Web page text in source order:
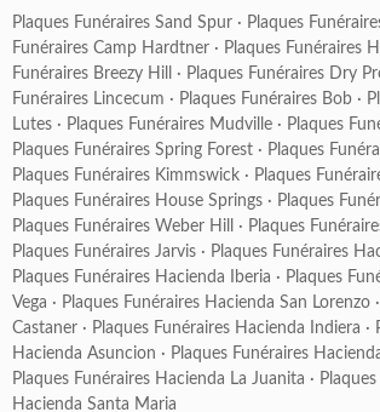
Plaques Funéraires Sand Spur · Plaques
Funéraires Camp Hardtner · Plaques Funéraires
Funéraires Breezy Hill
· Plaques Funéraires Dry
Funéraires Lincecum · Plaques Funéraires Bob ·
Lutes · Plaques Funéraires Mudville · Plaques
Plaques Funéraires Spring Forest · Plaques
Plaques Funéraires Kimmswick · Plaques
Plaques Funéraires House Springs · Plaques
Plaques Funéraires Weber Hill
· Plaques
Plaques Funéraires Jarvis · Plaques Funéraires
Plaques Funéraires Hacienda Iberia · Plaques
Vega · Plaques Funéraires Hacienda San Lorenzo ·
Castaner · Plaques Funéraires Hacienda Indiera ·
Hacienda Asuncion · Plaques Funéraires
Plaques Funéraires Hacienda La Juanita ·
Hacienda Santa Maria